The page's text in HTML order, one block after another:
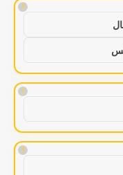
!
!
!